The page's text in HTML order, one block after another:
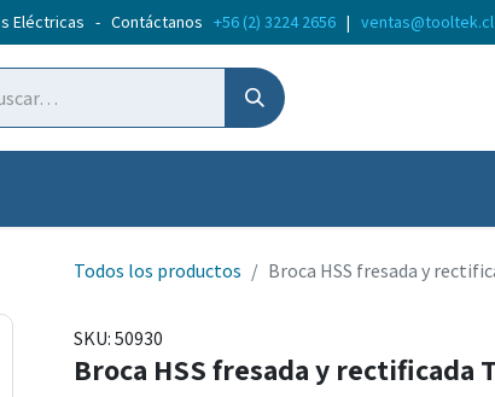
Eléctricas - Contáctanos +56 (2) 3224 2656 | ventas@tooltek.cl
Todos los productos Broca HSS fresada y
SKU: 50930
Broca HSS fresada y rectificada